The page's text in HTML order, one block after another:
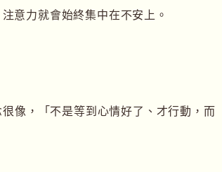
意力就會始終集中在不安上。
很像，「不是等到心情好了、才行動，而